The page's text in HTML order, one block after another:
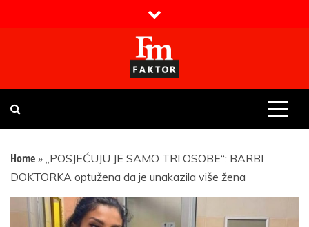
Faktor magazin
Uvijek presudan
Home » „POSJEĆUJU JE SAMO TRI OSOBE“: BARBI
DOKTORKA optužena da je unakazila više žena